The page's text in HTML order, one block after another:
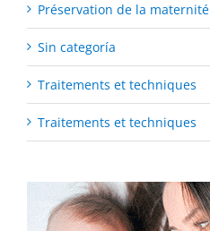
Préservation de la maternité
Sin categoría
Traitements et techniques
Traitements et techniques